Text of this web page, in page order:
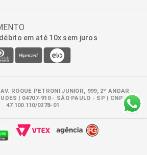
em até 10x sem juros
ROQUE PETRONI JUNIOR, 999, 2º ANDAR -
| 04707-910 - SÃO PAULO - SP | CNPJ:
47.100.110/0278-01